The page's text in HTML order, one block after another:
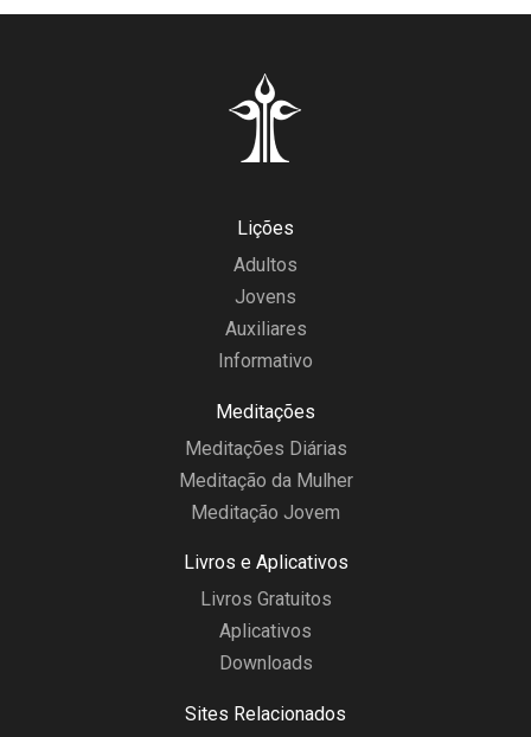
Lições
Adultos
Jovens
Auxiliares
Informativo
Meditações
Meditações Diárias
Meditação da Mulher
Meditação Jovem
Livros e Aplicativos
Livros Gratuitos
Aplicativos
Downloads
Sites Relacionados